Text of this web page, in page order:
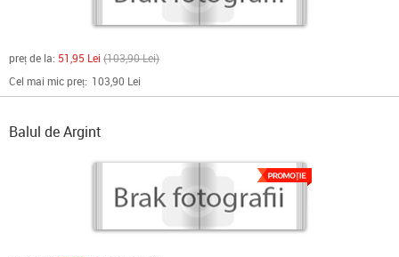
preț de la: 51,95 Lei 103,90 Lei
Cel mai mic preț: 103,90 Lei
Balul de Argint